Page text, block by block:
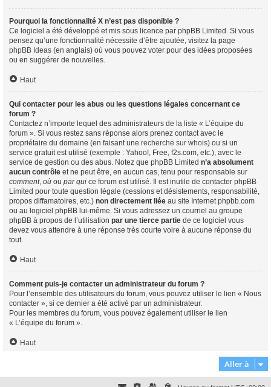
Pourquoi la fonctionnalité X n’est pas disponible ?
Ce logiciel a été développé et mis sous licence par phpBB Limited. Si vous
pensez qu’une fonctionnalité nécessite d’être ajoutée, visitez la page
phpBB Ideas (en anglais) où vous pouvez voter pour des idées proposées
ou en suggérer de nouvelles.
Haut
Qui contacter pour les abus ou les questions légales concernant ce
forum ?
Contactez n’importe lequel des administrateurs de la liste « L’équipe du
forum ». Si vous restez sans réponse alors prenez contact avec le
propriétaire du domaine (en faisant une recherche sur whois) ou si un
service gratuit est utilisé (exemple : Yahoo!, Free, f2s.com, etc.), avec le
service de gestion ou des abus. Notez que phpBB Limited n’a absolument
aucun contrôle et ne peut être, en aucun cas, tenu pour responsable sur
comment, où ou par qui ce forum est utilisé. Il est inutile de contacter phpBB
Limited pour toute question légale (cessions et désistements, responsabilité,
propos diffamatoires, etc.) non directement liée au site Internet phpbb.com
ou au logiciel phpBB lui-même. Si vous adressez un courriel au groupe
phpBB à propos de l’utilisation par une tierce partie de ce logiciel vous
devez vous attendre à une réponse très courte voire à aucune réponse du
tout.
Haut
Comment puis-je contacter un administrateur du forum ?
Pour l’ensemble des utilisateurs du forum, vous pouvez utiliser le lien « Nous
contacter », si ce dernier a été activé par un administrateur.
Pour les membres du forum, vous pouvez également utiliser le lien
« L’équipe du forum ».
Haut
Aller à